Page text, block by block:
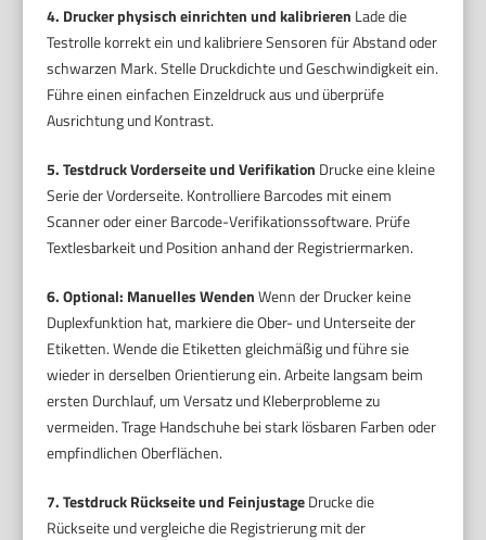
4. Drucker physisch einrichten und kalibrieren Lade die
Testrolle korrekt ein und kalibriere Sensoren für Abstand oder
schwarzen Mark. Stelle Druckdichte und Geschwindigkeit ein.
Führe einen einfachen Einzeldruck aus und überprüfe
Ausrichtung und Kontrast.
5. Testdruck Vorderseite und Verifikation Drucke eine kleine
Serie der Vorderseite. Kontrolliere Barcodes mit einem
Scanner oder einer Barcode-Verifikationssoftware. Prüfe
Textlesbarkeit und Position anhand der Registriermarken.
6. Optional: Manuelles WendenWenn der Drucker keine
Duplexfunktion hat, markiere die Ober- und Unterseite der
Etiketten. Wende die Etiketten gleichmäßig und führe sie
wieder in derselben Orientierung ein. Arbeite langsam beim
ersten Durchlauf, um Versatz und Kleberprobleme zu
vermeiden. Trage Handschuhe bei stark lösbaren Farben oder
empfindlichen Oberflächen.
7. Testdruck Rückseite und FeinjustageDrucke die
Rückseite und vergleiche die Registrierung mit der